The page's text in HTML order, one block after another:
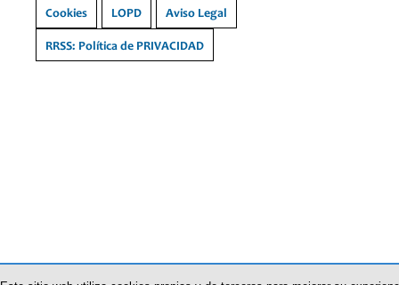
Cookies LOPD Aviso Legal
RRSS: Política de PRIVACIDAD